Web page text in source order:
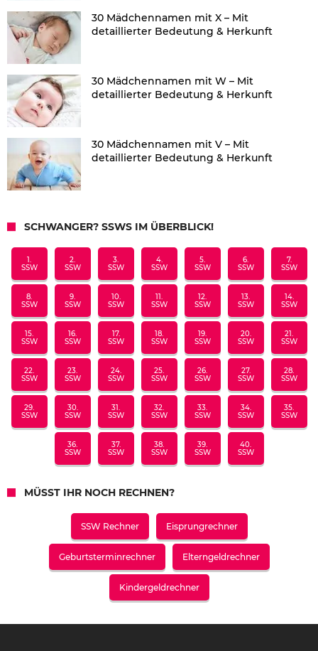
30 Mädchennamen mit X – Mit
detaillierter Bedeutung & Herkunft
30 Mädchennamen mit W – Mit
detaillierter Bedeutung & Herkunft
30 Mädchennamen mit V – Mit
detaillierter Bedeutung & Herkunft
SCHWANGER? SSWS IM ÜBERBLICK!
1.
SSW
2.
SSW
3.
SSW
4.
SSW
5.
SSW
6.
SSW
7.
SSW
8.
SSW
9.
SSW
10.
SSW
11.
SSW
12.
SSW
13.
SSW
14.
SSW
15.
SSW
16.
SSW
17.
SSW
18.
SSW
19.
SSW
20.
SSW
21.
SSW
22.
SSW
23.
SSW
24.
SSW
25.
SSW
26.
SSW
27.
SSW
28.
SSW
29.
SSW
30.
SSW
31.
SSW
32.
SSW
33.
SSW
34.
SSW
35.
SSW
36.
SSW
37.
SSW
38.
SSW
39.
SSW
40.
SSW
MÜSST IHR NOCH RECHNEN?
SSW Rechner Eisprungrechner
Geburtsterminrechner Elterngeldrechner
Kindergeldrechner